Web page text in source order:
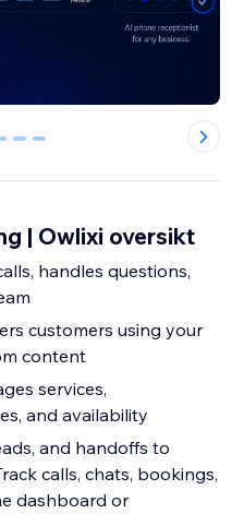
3 4
| Owlixi oversikt
handles questions,
customers using your
content
services,
and availability
and handoffs to
calls, chats, bookings,
dashboard or